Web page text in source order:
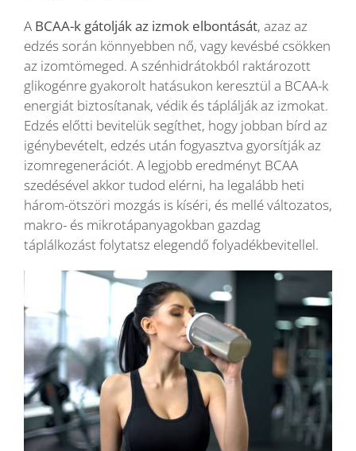
A BCAA-k gátolják az izmok elbontását, azaz az
edzés során könnyebben nő, vagy kevésbé csökken
az izomtömeged. A szénhidrátokból raktározott
glikogénre gyakorolt hatásukon keresztül a BCAA-k
energiát biztosítanak, védik és táplálják az izmokat.
Edzés előtti bevitelük segíthet, hogy jobban bírd az
igénybevételt, edzés után fogyasztva gyorsítják az
izomregenerációt. A legjobb eredményt BCAA
szedésével akkor tudod elérni, ha legalább heti
három-ötszöri mozgás is kíséri, és mellé változatos,
makro- és mikrotápanyagokban gazdag
táplálkozást folytatsz elegendő folyadékbevitellel.